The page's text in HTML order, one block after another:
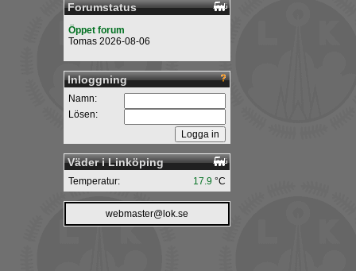
Forumstatus
Öppet forum
Tomas 2026-08-06
Inloggning
Namn:
Lösen:
Väder i Linköping
17.9 °C
Temperatur:
webmaster@lok.se